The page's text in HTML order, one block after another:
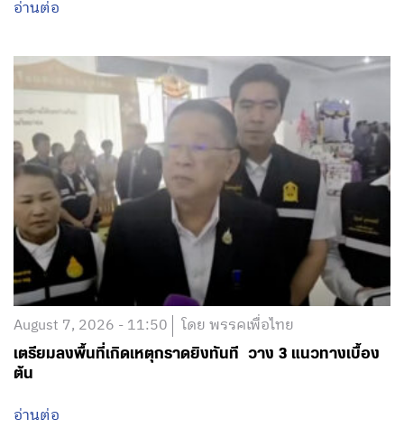
อ่านต่อ
August 7, 2026 - 11:50 โดย พรรคเพื่อไทย
เตรียมลงพื้นที่เกิดเหตุกราดยิงทันที วาง 3 แนวทางเบื้อง
ต้น
อ่านต่อ